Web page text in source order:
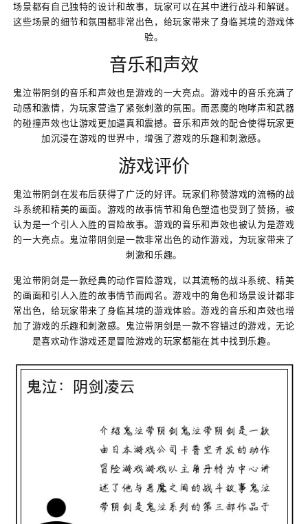
场景都有自己独特的设计和故事，玩家可以在其中进行战斗和解谜。
这些场景的细节和氛围都非常出色，给玩家带来了身临其境的游戏体
验。
音乐和声效
鬼泣带阴剑的音乐和声效也是游戏的一大亮点。游戏中的音乐充满了
动感和激情，为玩家营造了紧张刺激的氛围。而恶魔的咆哮声和武器
的碰撞声效也让游戏更加逼真和震撼。音乐和声效的配合使得玩家更
加沉浸在游戏的世界中，增强了游戏的乐趣和刺激感。
游戏评价
鬼泣带阴剑在发布后获得了广泛的好评。玩家们称赞游戏的流畅的战
斗系统和精美的画面。游戏的故事情节和角色塑造也受到了赞扬，被
认为是一个引人入胜的冒险故事。游戏的音乐和声效也被认为是游戏
的一大亮点。鬼泣带阴剑是一款非常出色的动作游戏，为玩家带来了
刺激和乐趣。
鬼泣带阴剑是一款经典的动作冒险游戏，以其流畅的战斗系统、精美
的画面和引人入胜的故事情节而闻名。游戏中的角色和场景设计都非
常出色，给玩家带来了身临其境的游戏体验。游戏的音乐和声效也增
加了游戏的乐趣和刺激感。鬼泣带阴剑是一款不容错过的游戏，无论
是喜欢动作游戏还是冒险游戏的玩家都能在其中找到乐趣。